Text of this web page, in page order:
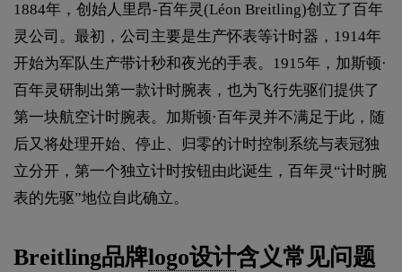
1884年，创始人里昂-百年灵(Léon Breitling)创立了百年
灵公司。最初，公司主要是生产怀表等计时器，1914年
开始为军队生产带计秒和夜光的手表。1915年，加斯顿·
百年灵研制出第一款计时腕表，也为飞行先驱们提供了
第一块航空计时腕表。加斯顿·百年灵并不满足于此，随
后又将处理开始、停止、归零的计时控制系统与表冠独
立分开，第一个独立计时按钮由此诞生，百年灵“计时腕
表的先驱”地位自此确立。
Breitling品牌logo设计含义常见问题